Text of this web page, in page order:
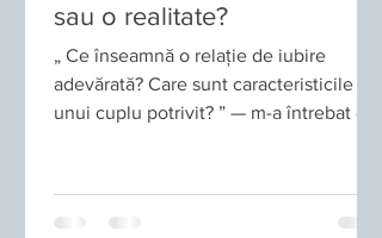
sau o realitate?
„ Ce înseamnă o relație de iubire
adevărată? Care sunt caracteristicile
unui cuplu potrivit? ” — m-a întrebat o
pe care o aud des, dar de fiecare dată
simt același lucru: oamenii nu suferă